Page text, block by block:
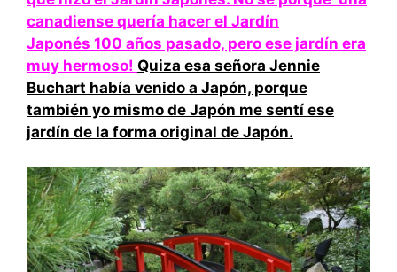
canadiense quería hacer el Jardín
Japonés 100 años pasado, pero ese jardín era
muy hermoso! Quiza esa señora Jennie
Buchart había venido a Japón, porque
también yo mismo de Japón me sentí ese
jardín de la forma original de Japón.